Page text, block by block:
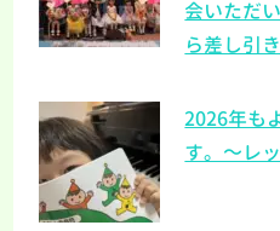
会いただ
ら差し引
2026年も
す。～レ